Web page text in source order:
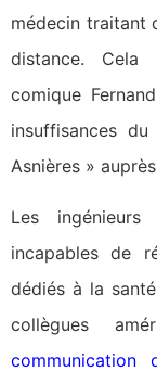
médecin traitant
distance. Cela
comique
insuffisances
Asnières »
Les ingénieurs
incapables de
dédiés à la
collègues